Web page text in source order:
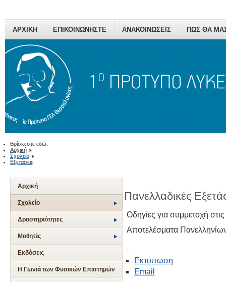
ΑΡΧΙΚΗ ΕΠΙΚΟΙΝΩΝΗΣΤΕ ΑΝΑΚΟΙΝΩΣΕΙΣ ΠΩΣ ΘΑ
Βρίσκεστε εδώ:
Αρχική
Σχολείο
Εξετάσεις
Αρχική
Σχολείο
Δραστηριότητες
Μαθητές
Εκδόσεις
Η Γωνιά των Φυσικών Επιστημών
Πανελλαδικές
Οδηγίες για συμμετοχή
Αποτελέσματα
Εκτύπωση
Email